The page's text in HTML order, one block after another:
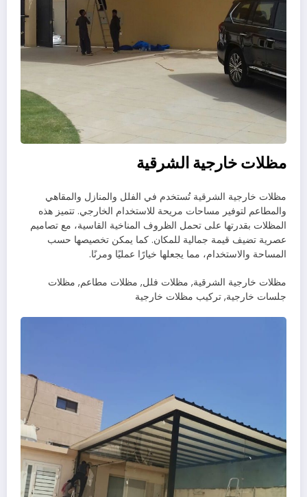
مظلات خارجية الشرقية
مظلات خارجية الشرقية تُستخدم في الفلل والمنازل والمقاهي
والمطاعم لتوفير مساحات مريحة للاستخدام الخارجي. تتميز هذه
المظلات بقدرتها على تحمل الظروف المناخية القاسية، مع تصاميم
عصرية تضيف قيمة جمالية للمكان. كما يمكن تخصيصها حسب
المساحة والاستخدام، مما يجعلها خيارًا عمليًا ومرنًا.
مظلات خارجية الشرقية, مظلات فلل, مظلات مطاعم, مظلات
جلسات خارجية, تركيب مظلات خارجية